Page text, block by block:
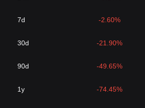
7d -2.60%
30d -21.90%
90d -49.65%
1y -74.45%